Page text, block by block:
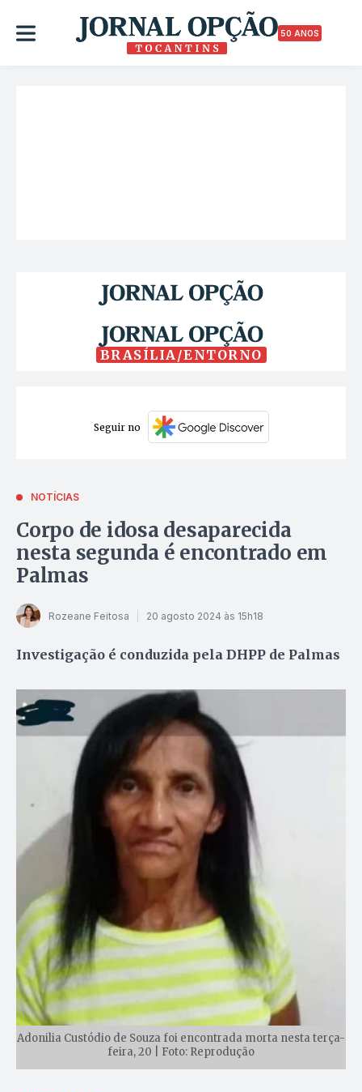
50 ANOS
BRASÍLIA/ENTORNO
Seguir no
NOTÍCIAS
Corpo de idosa desaparecida
nesta segunda é encontrado em
Palmas
Rozeane Feitosa 20 agosto 2024 às 15h18
Investigação é conduzida pela DHPP de Palmas
Adonilia Custódio de Souza foi encontrada morta nesta terça-
feira, 20 | Foto: Reprodução